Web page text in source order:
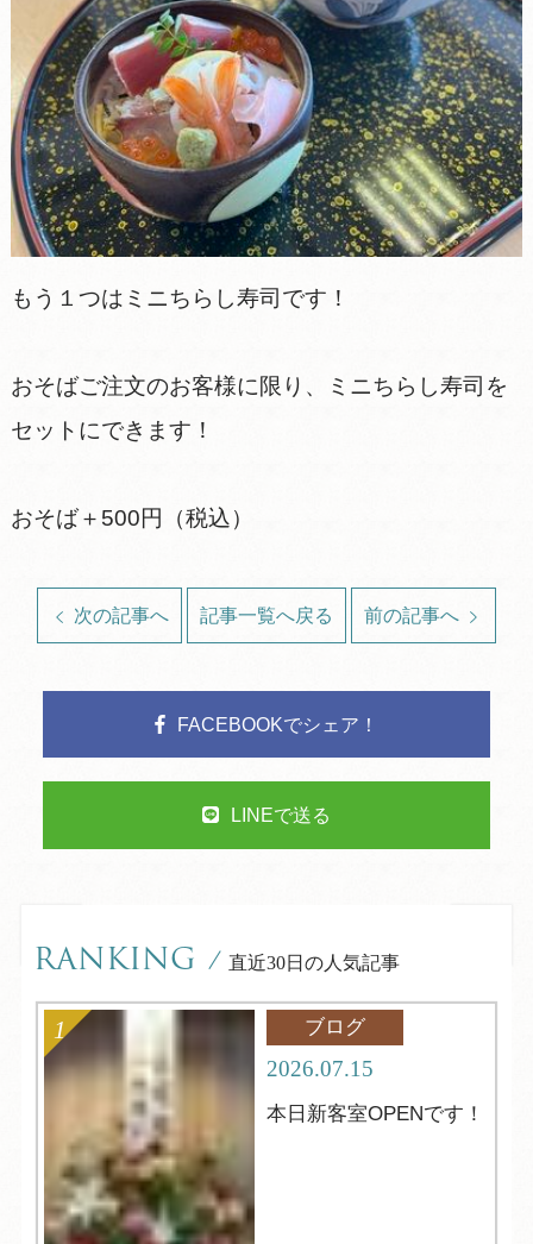
もう１つはミニちらし寿司です！
おそばご注文のお客様に限り、ミニちらし寿司を
セットにできます！
おそば＋500円（税込）
次の記事へ 記事一覧へ戻る 前の記事へ
FACEBOOKでシェア！
LINEで送る
RANKING / 直近30日の人気記事
ブログ
2026.07.15
本日新客室OPENです！